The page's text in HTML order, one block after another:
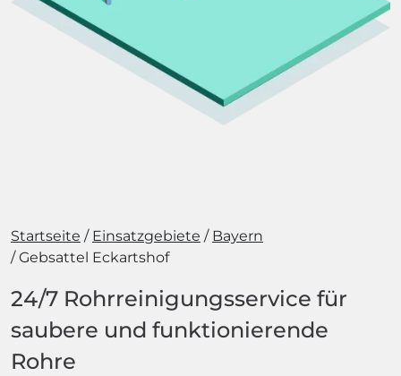
Startseite Einsatzgebiete
Bayern
Gebsattel Eckartshof
24/7 Rohrreinigungsservice für
saubere und funktionierende
Rohre